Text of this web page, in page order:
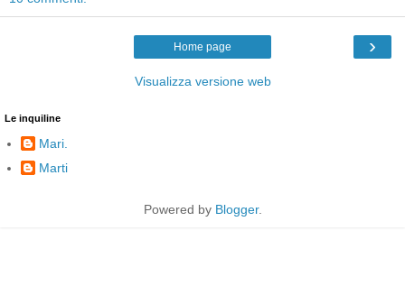
›
Home page
Visualizza versione web
Le inquiline
Mari.
Marti
Powered by Blogger.